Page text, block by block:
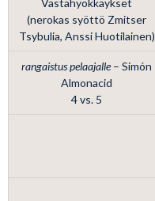
Vastahyökkäykset
(nerokas syöttö Zmitser
Tsybulia, Anssi Huotilainen)
rangaistus pelaajalle– Simón
Almonacid
4 vs. 5